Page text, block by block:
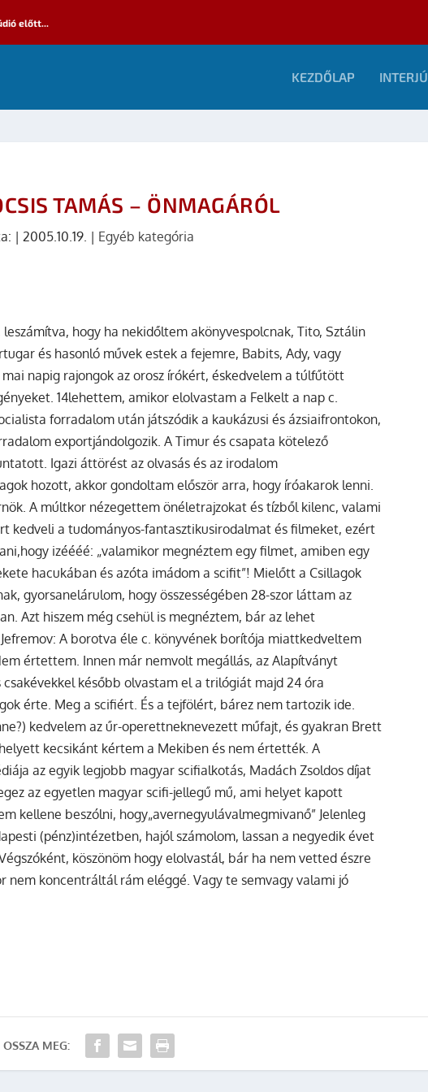
előtt...
KEZDŐLAP INTERJÚ
TAMÁS – ÖNMAGÁRÓL
| 2005.10.19. | Egyéb kategória
hogy ha nekidőltem akönyvespolcnak, Tito, Sztálin
és hasonló művek estek a fejemre, Babits, Ady, vagy
napig rajongok az orosz írókért, éskedvelem a túlfűtött
14lehettem, amikor elolvastam a Felkelt a nap c.
forradalom után játszódik a kaukázusi és ázsiaifrontokon,
exportjándolgozik. A Timur és csapata kötelező
Igazi áttörést az olvasás és az irodalom
hozott, akkor gondoltam először arra, hogy íróakarok lenni.
A múltkor nézegettem önéletrajzokat és tízből kilenc, valami
kedveli a tudományos-fantasztikusirodalmat és filmeket, ezért
izéééé: „valamikor megnéztem egy filmet, amiben egy
hacukában és azóta imádom a scifit”! Mielőtt a Csillagok
gyorsanelárulom, hogy összességében 28-szor láttam az
Azt hiszem még csehül is megnéztem, bár az lehet
A borotva éle c. könyvének borítója miattkedveltem
értettem. Innen már nemvolt megállás, az Alapítványt
később olvastam el a trilógiát majd 24 óra
érte. Meg a scifiért. És a tejfölért, bárez nem tartozik ide.
kedvelem az űr-operettneknevezett műfajt, és gyakran Brett
kecsikánt kértem a Mekiben és nem értették. A
az egyik legjobb magyar scifialkotás, Madách Zsoldos díjat
az egyetlen magyar scifi-jellegű mű, ami helyet kapott
kellene beszólni, hogy„avernegyulávalmegmivanő” Jelenleg
(pénz)intézetben, hajól számolom, lassan a negyedik évet
köszönöm hogy elolvastál, bár ha nem vetted észre
nem koncentráltál rám eléggé. Vagy te semvagy valami jó
OSSZA MEG: